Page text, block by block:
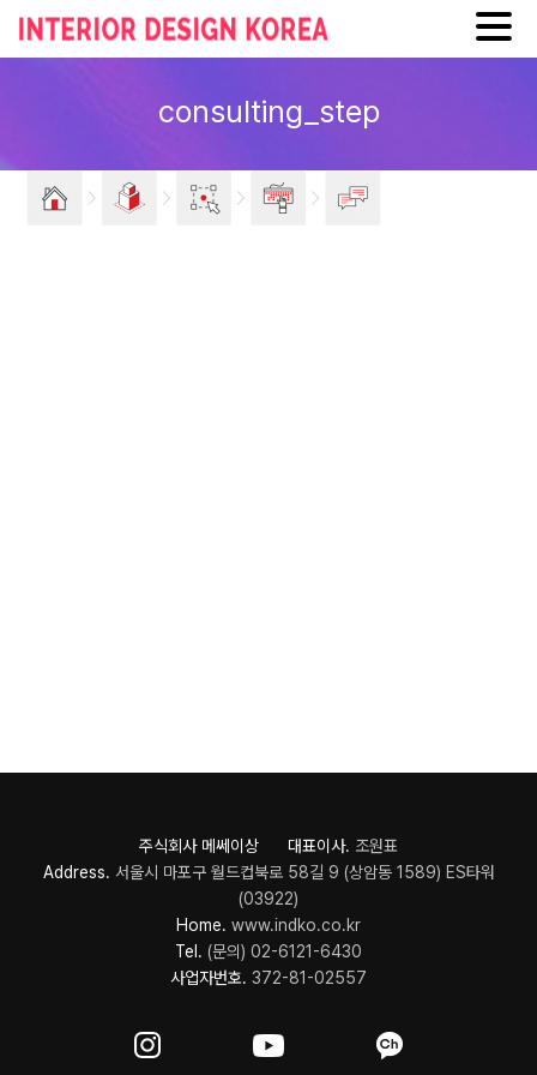
Skip
consulting_step
주식회사 메쎄이상 대표이사. 조원표
Address. 서울시 마포구 월드컵북로 58길 9 (상암동 1589) ES타워
(03922)
Home. www.indko.co.kr
Tel. (문의) 02-6121-6430
사업자번호. 372-81-02557